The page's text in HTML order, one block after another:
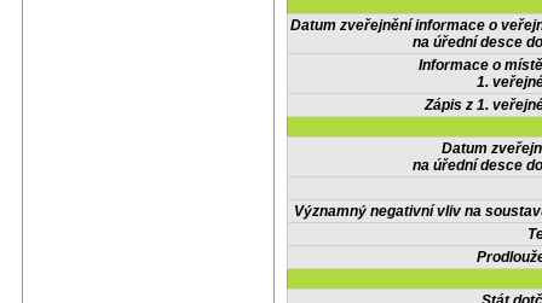
Datum zveřejnění informace o
na úřední desce
Informace o
1.
Zápis z 1.
Datum
na úřední desce
Významný negativní vliv na